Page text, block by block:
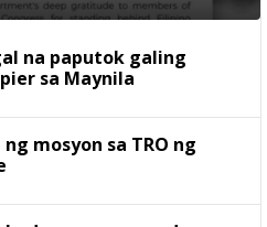
na paputok galing
sa Maynila
mosyon sa TRO ng